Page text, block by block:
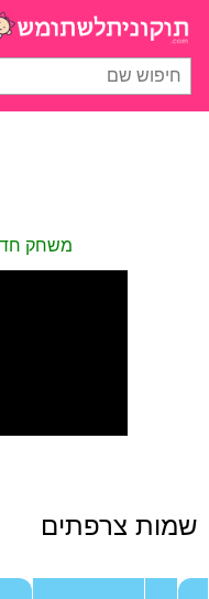
משחק
שמות צרפתים